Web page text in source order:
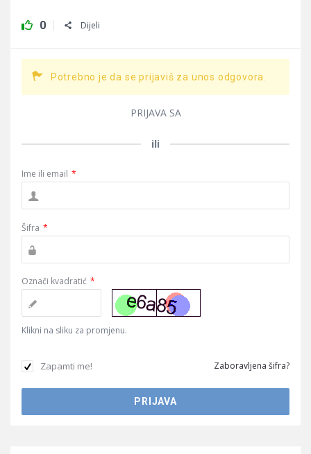
0 Dijeli
Potrebno je da se prijaviš za unos odgovora.
PRIJAVA SA
ili
Ime ili email *
Šifra *
Označi kvadratić *
Klikni na sliku za promjenu.
Zapamti me! Zaboravljena šifra?